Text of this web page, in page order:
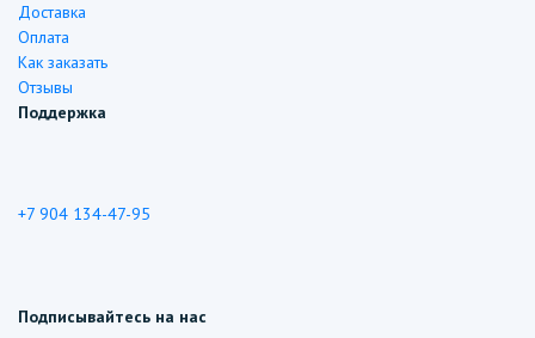
Доставка
Оплата
Как заказать
Отзывы
Поддержка
+7 904 134-47-95
Подписывайтесь на нас